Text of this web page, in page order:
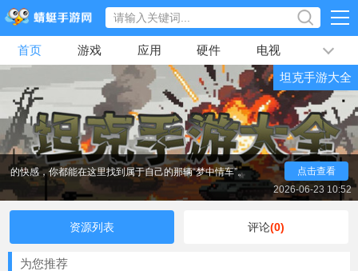
首页 游戏 应用 硬件 电视 排行榜
文章 视频 最新 坦克手游大全
如果你也厌倦了千篇一律的射击游戏，渴望驾驶一辆
钢铁洪流碾压一切，那这份蜻蜓手游网小编准备的坦克手
游合集绝对是你的不二之选。在这里，你将告别只会躲在
掩体后瑟瑟发抖的日子，迎接硬碰硬的正面刚！在这片由
钢铁与硝烟构成的战场上，没有花里胡哨的特效，没有天
马行空的魔法，有的只是炮火的轰鸣和装甲的碰撞。无论
是喜欢二战历史的军事迷，还是单纯想体验把敌人碾成渣
的快感，你都能在这里找到属于自己的那辆“梦中情车”。
点击查看
2026-06-23 10:52
资源列表 评论(0)
为您推荐